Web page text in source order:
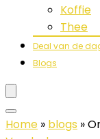
Koffie
Thee
Deal van de
Blogs
Home » blogs »